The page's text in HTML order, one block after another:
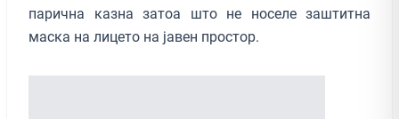
парична казна затоа што не носеле заштитна
маска на лицето на јавен простор.